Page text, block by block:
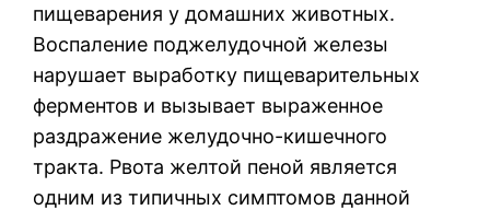
пищеварения у домашних животных.
Воспаление поджелудочной железы
нарушает выработку пищеварительных
ферментов и вызывает выраженное
раздражение желудочно-кишечного
тракта. Рвота желтой пеной является
одним из типичных симптомов данной